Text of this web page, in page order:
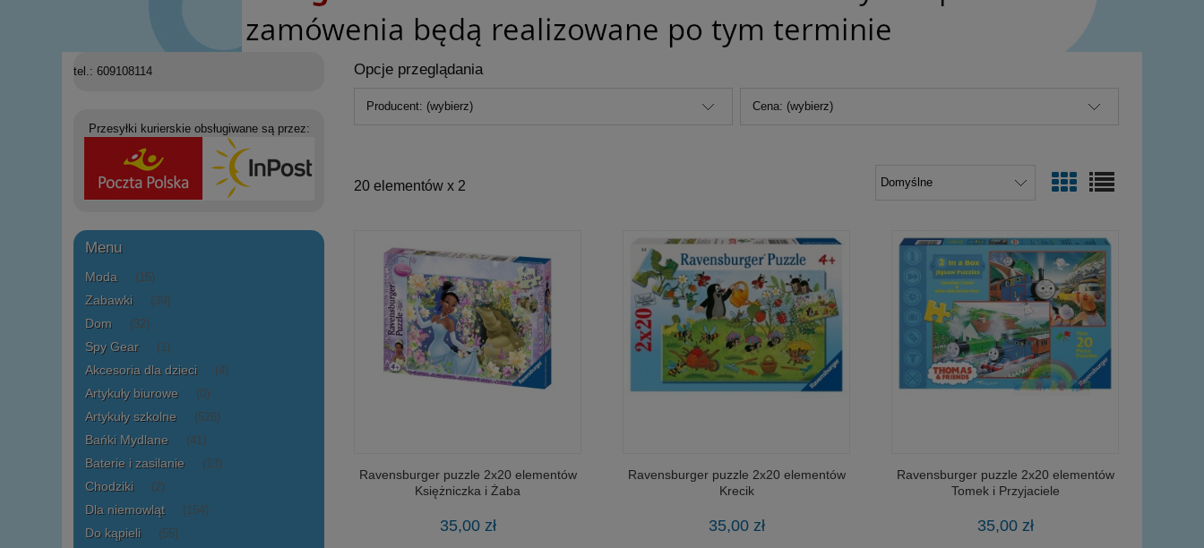
tel.: 609108114
Przesyłki kurierskie obsługiwane są przez:
Menu
Moda (15)
Zabawki (39)
Dom (32)
Spy Gear (1)
Akcesoria dla dzieci (4)
Artykuły biurowe (0)
Artykuły szkolne (526)
Bańki Mydlane (41)
Baterie i zasilanie (13)
Chodziki (2)
Dla niemowląt (154)
Do kąpieli (55)
Opcje przeglądania
Producent: (wybierz) Cena: (wybierz)
20 elementów x 2
Ravensburger puzzle 2x20 elementów
Księżniczka i Żaba
35,00 zł
Ravensburger puzzle 2x20 elementów
Krecik
35,00 zł
Ravensburger puzzle 2x20 elementów
Tomek i Przyjaciele
35,00 zł